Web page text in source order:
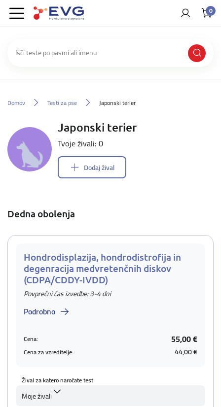
0
Domov Testi za pse Japonski terier
Japonski terier
Tvoje živali: 0
Dodaj žival
Dedna obolenja
Hondrodisplazija, hondrodistrofija in
degenracija medvretenčnih diskov
(CDPA/CDDY-IVDD)
Povprečni čas izvedbe: 3-4 dni
Podrobno
Cena: 55,00 €
Cena za vzreditelje: 44,00 €
Žival za katero naročate test
Moje živali